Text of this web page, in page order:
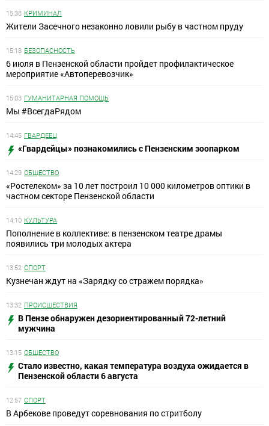
15:38 КРИМИНАЛ
Жители Засечного незаконно ловили рыбу в частном пруду
15:18 БЕЗОПАСНОСТЬ
6 июля в Пензенской области пройдет профилактическое
мероприятие «Автоперевозчик»
15:03 ГУМАНИТАРНАЯ ПОМОЩЬ
Мы #ВсегдаРядом
14:45 ГВАРДЕЕЦ
«Гвардейцы» познакомились с Пензенским зоопарком
14:29 ОБЩЕСТВО
«Ростелеком» за 10 лет построил 10 000 километров оптики в
частном секторе Пензенской области
14:10 КУЛЬТУРА
Пополнение в коллективе: в пензенском театре драмы
появились три молодых актера
13:52 СПОРТ
Кузнечан ждут на «Зарядку со стражем порядка»
13:32 ПРОИСШЕСТВИЯ
В Пензе обнаружен дезориентированный 72-летний
мужчина
13:15 ОБЩЕСТВО
Стало известно, какая температура воздуха ожидается в
Пензенской области 6 августа
12:57 СПОРТ
В Арбекове проведут соревнования по стритболу